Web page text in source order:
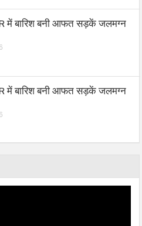
में बारिश बनी आफत सड़कें जलमग्न
में बारिश बनी आफत सड़कें जलमग्न